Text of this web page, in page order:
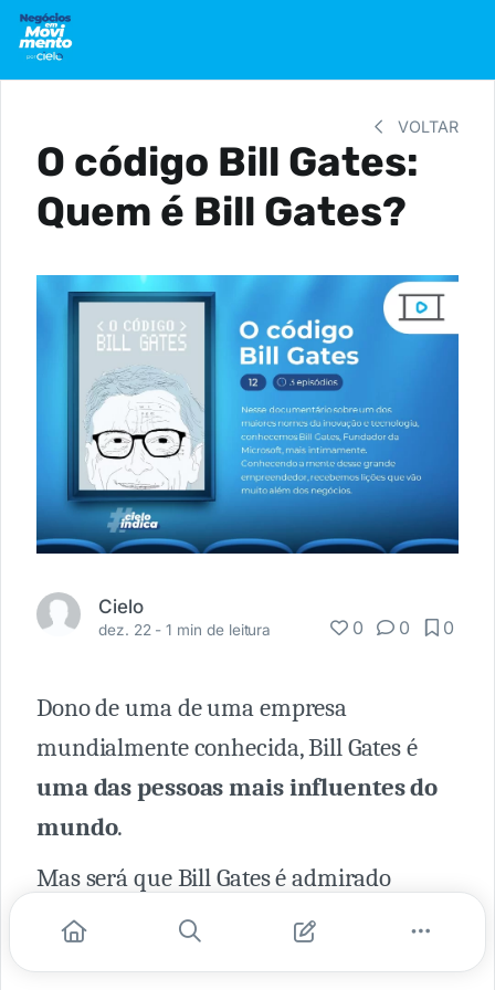
VOLTAR
O código Bill Gates:
Quem é Bill Gates?
Cielo
dez. 22 -1 min de leitura 0 0 0
Dono de uma de uma empresa
mundialmente conhecida, Bill Gates é
uma das pessoas mais influentes do
mundo.
Mas será que Bill Gates é admirado
somente por sua atuação nos negócios?